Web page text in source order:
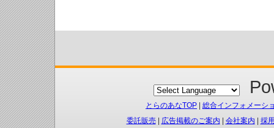
とらのあなTOP
総合インフォメーシ
委託販売| 広告掲載のご案内 会社案内 採